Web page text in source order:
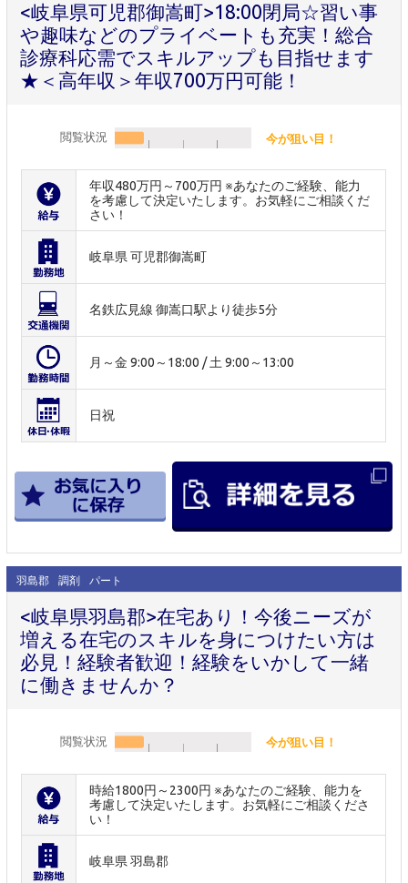
<岐阜県可児郡御嵩町>18:00閉局☆習い事
や趣味などのプライベートも充実！総合
診療科応需でスキルアップも目指せます
★＜高年収＞年収700万円可能！
閲覧状況 今が狙い目！
年収480万円～700万円 ※あなたのご経験、能力
を考慮して決定いたします。お気軽にご相談くだ
さい！
岐阜県 可児郡御嵩町
名鉄広見線 御嵩口駅より徒歩5分
月～金 9:00～18:00 / 土 9:00～13:00
日祝
羽島郡 調剤 パート
<岐阜県羽島郡>在宅あり！今後ニーズが
増える在宅のスキルを身につけたい方は
必見！経験者歓迎！経験をいかして一緒
に働きませんか？
閲覧状況 今が狙い目！
時給1800円～2300円 ※あなたのご経験、能力を
考慮して決定いたします。お気軽にご相談くださ
い！
岐阜県 羽島郡